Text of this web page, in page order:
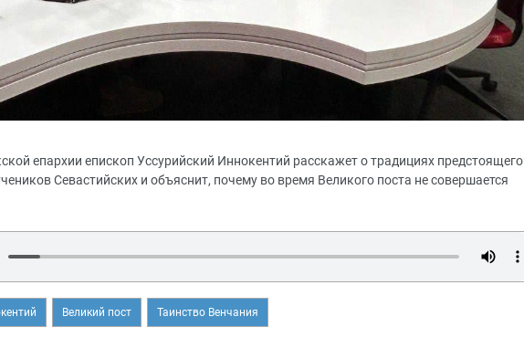
епархии епископ Уссурийский Иннокентий расскажет о традициях предстоящего
Севастийских и объяснит, почему во время Великого поста не совершается
Великий пост Таинство Венчания